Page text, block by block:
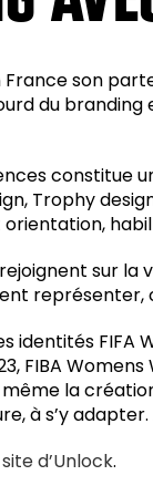
son
du
constitue
Trophy
sur la
représenter,
identités FIFA
FIBA
la
à s’y
d’Unlock.